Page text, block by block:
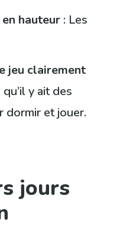
en hauteur : Les
jeu clairement
y ait des
et jouer.
jours